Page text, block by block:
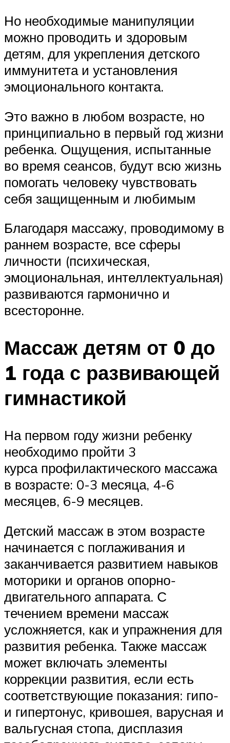
Но необходимые манипуляции
можно проводить и здоровым
детям, для укрепления детского
иммунитета и установления
эмоционального контакта.
Это важно в любом возрасте, но
принципиально в первый год жизни
ребенка. Ощущения, испытанные
во время сеансов, будут всю жизнь
помогать человеку чувствовать
себя защищенным и любимым
Благодаря массажу, проводимому в
раннем возрасте, все сферы
личности (психическая,
эмоциональная, интеллектуальная)
развиваются гармонично и
всесторонне.
Массаж детям от 0 до
1 года с развивающей
гимнастикой
На первом году жизни ребенку
необходимо пройти 3
курса профилактического массажа
в возрасте: 0-3 месяца, 4-6
месяцев, 6-9 месяцев.
Детский массаж в этом возрасте
начинается с поглаживания и
заканчивается развитием навыков
моторики и органов опорно-
двигательного аппарата. С
течением времени массаж
усложняется, как и упражнения для
развития ребенка. Также массаж
может включать элементы
коррекции развития, если есть
соответствующие показания: гипо-
и гипертонус, кривошея, варусная и
вальгусная стопа, дисплазия